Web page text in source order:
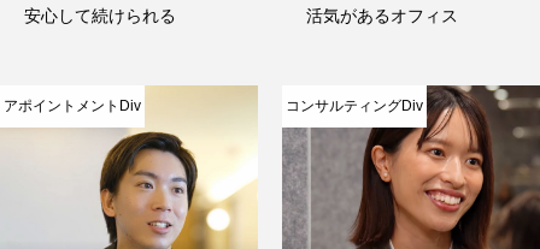
安心して続けられる
活気があるオフィス
アポイントメントDiv コンサルティングDiv